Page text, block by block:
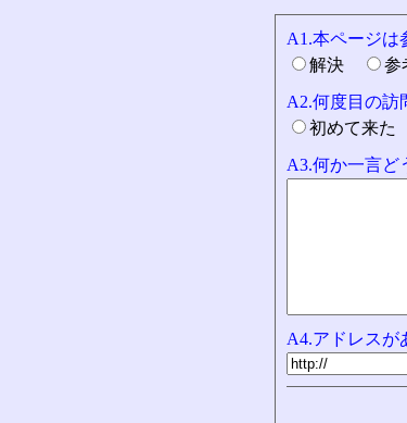
A1.本ページ
解決
参
A2.何度目の訪
初めて
A3.何か一言ど
A4.アドレスが